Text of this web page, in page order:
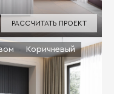
РАССЧИТАТЬ ПРОЕКТ
Коричневый